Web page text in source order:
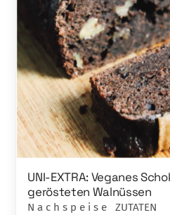
UNI-EXTRA: Veganes
gerösteten Walnüssen
N a c h s p e i s e